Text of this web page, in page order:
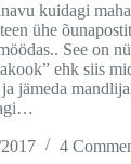
kuidagi maha
ühe
See on
ehk siis
jämeda
4